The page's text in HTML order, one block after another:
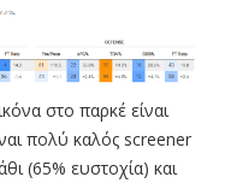
στο παρκέ είναι
πολύ καλός screener
(65% ευστοχία) και